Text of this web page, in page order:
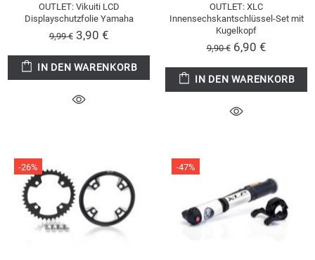
OUTLET: Vikuiti LCD
Displayschutzfolie Yamaha
9,99 € 3,90 €
IN DEN WARENKORB
OUTLET: XLC
Innensechskantschlüssel-Set mit
Kugelkopf
9,90 € 6,90 €
IN DEN WARENKORB
-26% -47%